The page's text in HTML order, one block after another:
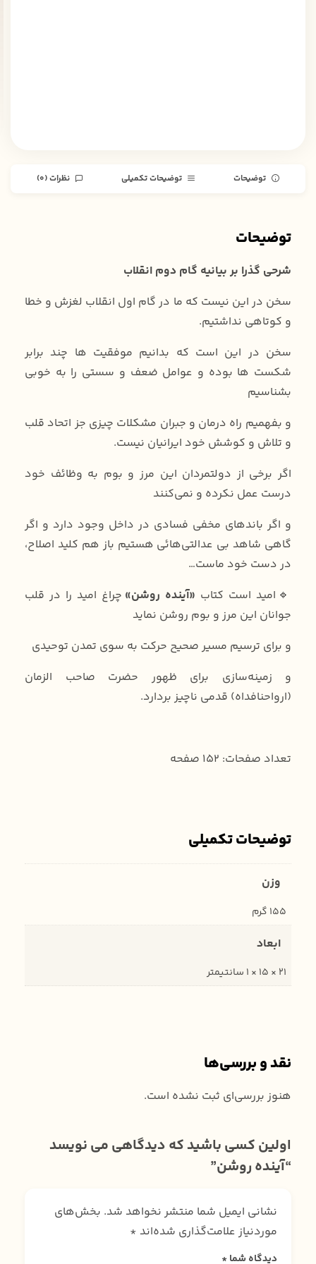
توضیحات توضیحات تکمیلی نظرات (0)
توضیحات
شرحی گذرا بر بیانیه گام دوم انقلاب
سخن در این نیست که ما در گام اول انقلاب لغزش و خطا
و کوتاهی نداشتیم.
سخن در این است که بدانیم موفقیت ها چند برابر
شکست ها بوده و عوامل ضعف و سستی را به خوبی
بشناسیم
و بفهمیم راه درمان و جبران مشکلات چیزی جز اتحاد قلب
و تلاش و کوشش خود ایرانیان نیست.
اگر برخی از دولتمردان این مرز و بوم به وظائف خود
درست عمل نکرده و نمی‌کنند
و اگر باندهای مخفی فسادی در داخل وجود دارد و اگر
گاهی شاهد بی عدالتی‌هائی هستیم باز هم کلید اصلاح،
در دست خود ماست…
🔹امید است کتاب «آینده روشن» چراغ امید را در قلب
جوانان این مرز و بوم روشن نماید
و برای ترسیم مسیر صحیح حرکت به سوی تمدن توحیدی
و زمینه‌سازی برای ظهور حضرت صاحب الزمان
(ارواحنافداه) قدمی ناچیز بردارد.
تعداد صفحات: 152 صفحه
توضیحات تکمیلی
وزن
155 گرم
ابعاد
21 × 15 × 1 سانتیمتر
نقد و بررسی‌ها
هنوز بررسی‌ای ثبت نشده است.
اولین کسی باشید که دیدگاهی می نویسد
“آینده روشن”
نشانی ایمیل شما منتشر نخواهد شد. بخش‌های
موردنیاز علامت‌گذاری شده‌اند *
دیدگاه شما*